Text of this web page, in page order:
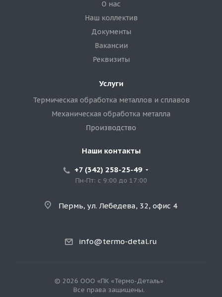
О нас
Наш коллектив
Документы
Вакансии
Реквизиты
Услуги
Термическая обработка металлов и сплавов
Механическая обработка металла
Производство
Наши контакты
+7 (342) 258-25-49
Пн-Пт: с 9:00 до 17:00
Пермь, ул. Лебедева, 32, офис 4
info@termo-detal.ru
© 2026 ООО «ПК «Термо-Деталь»
Все права защищены.